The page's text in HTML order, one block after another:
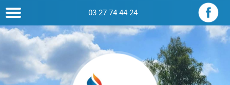
03 27 74 44 24